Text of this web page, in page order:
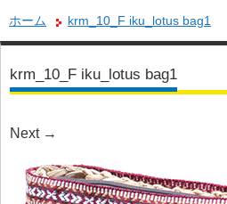
ホーム krm_10_F iku_lotus bag1
krm_10_F iku_lotus bag1
Next →